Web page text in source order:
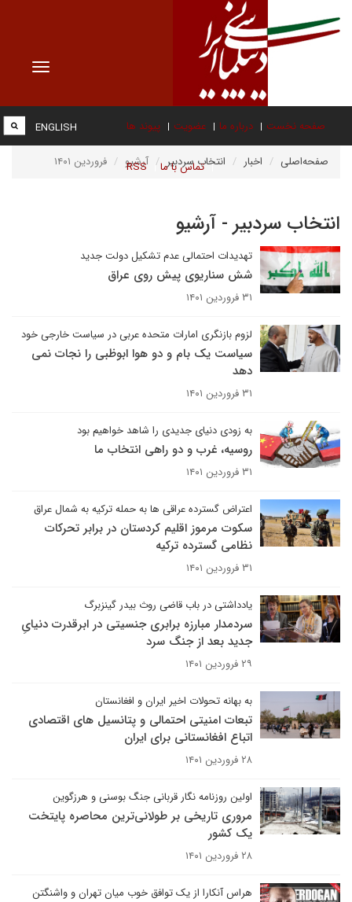
Toggle
صفحه نخست درباره ما عضویت پیوند ها
تماس با ما RSS
ENGLISH
صفحه‌اصلی اخبار انتخاب سردبیر آرشیو فروردین ۱۴۰۱
انتخاب سردبیر - آرشیو
تهدیدات احتمالی عدم تشکیل دولت جدید
شش سناریوی پیش روی عراق
۳۱ فروردین ۱۴۰۱
لزوم بازنگری امارات متحده عربی در سیاست خارجی خود
سیاست یک بام و دو هوا ابوظبی را نجات نمی
دهد
۳۱ فروردین ۱۴۰۱
به زودی دنیای جدیدی را شاهد خواهیم بود
روسیه، غرب و دو راهی انتخاب ما
۳۱ فروردین ۱۴۰۱
اعتراض گسترده عراقی ها به حمله ترکیه به شمال عراق
سکوت مرموز اقلیم کردستان در برابر تحرکات
نظامی گسترده ترکیه
۳۱ فروردین ۱۴۰۱
یادداشتی در باب قاضی روث بیدر گینزبرگ
سردمدار مبارزه برابری جنسیتی در ابرقدرت دنیایِ
جدید بعد از جنگ سرد
۲۹ فروردین ۱۴۰۱
به بهانه تحولات اخیر ایران و افغانستان
تبعات امنیتی احتمالی و پتانسیل های اقتصادی
اتباع افغانستانی برای ایران
۲۸ فروردین ۱۴۰۱
اولین روزنامه نگار قربانی جنگ بوسنی و هرزگوین
مروری تاریخی بر طولانی‌ترین محاصره پایتخت
یک کشور
۲۸ فروردین ۱۴۰۱
هراس آنکارا از یک توافق خوب میان تهران و واشنگتن